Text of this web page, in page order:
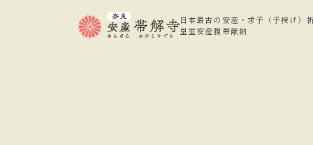
日本最古の安産・ 求子（子授け）
皇室安産腹帯献納